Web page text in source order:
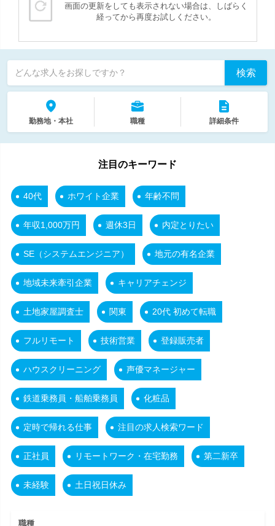
画面の更新をしても表示されない場合は、しばらく
経ってから再度お試しください。
どんな求人をお探しですか？ 検索
勤務地・本社 職種 詳細条件
注目のキーワード
40代 ホワイト企業 年齢不問
年収1,000万円 週休3日 内定とりたい
SE（システムエンジニア） 地元の有名企業
地域未来牽引企業 キャリアチェンジ
土地家屋調査士 関東 20代 初めて転職
フルリモート 技術営業 登録販売者
ハウスクリーニング 声優マネージャー
鉄道乗務員・船舶乗務員 化粧品
定時で帰れる仕事 注目の求人検索ワード
正社員 リモートワーク・在宅勤務 第二新卒
未経験 土日祝日休み
職種